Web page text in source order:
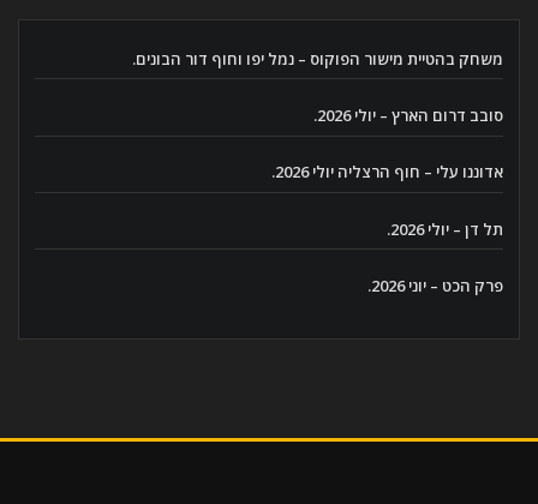
משחק בהטיית מישור הפוקוס – נמל יפו וחוף דור הבונים.
סובב דרום הארץ – יולי 2026.
אדוננו עלי – חוף הרצליה יולי 2026.
תל דן – יולי 2026.
פרק הכט – יוני 2026.